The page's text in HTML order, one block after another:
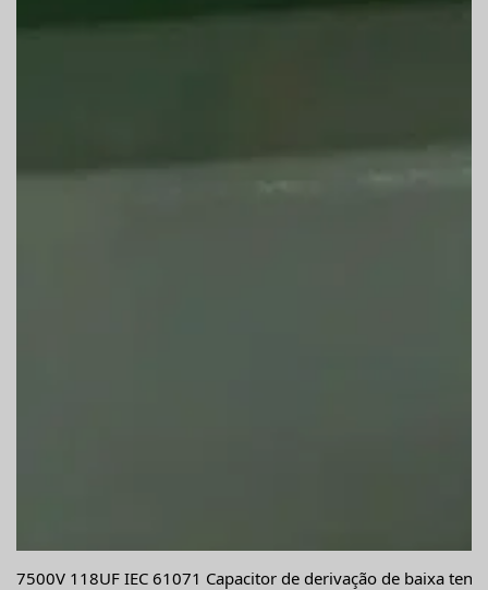
7500V 118UF IEC 61071 Capacitor de derivação de baixa